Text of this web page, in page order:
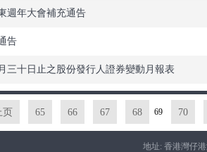
週年大會補充通告
告
三十日止之股份發行人證券變動月報表
页 65 66 67 68 69 70
地址: 香港灣仔